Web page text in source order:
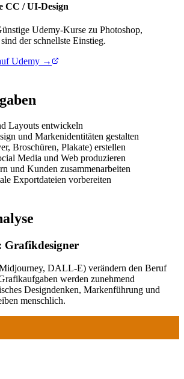
CC / UI-Design
Udemy-Kurse zu Photoshop,
der schnellste Einstieg.
Udemy →
Layouts entwickeln
und Markenidentitäten gestalten
Broschüren, Plakate) erstellen
Media und Web produzieren
und Kunden zusammenarbeiten
Exportdateien vorbereiten
Grafikdesigner
DALL-E) verändern den Beruf
werden zunehmend
Designdenken, Markenführung und
menschlich.